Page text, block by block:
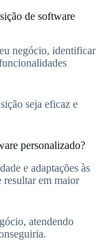
de software
negócio, identificar
seja eficaz e
personalizado?
e adaptações às
resultar em maior
atendendo